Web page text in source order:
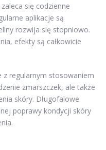
się codzienne
aplikacje są
rozwija się stopniowo.
efekty są całkowicie
z regularnym stosowaniem
zmarszczek, ale także
skóry. Długofalowe
poprawy kondycji skóry